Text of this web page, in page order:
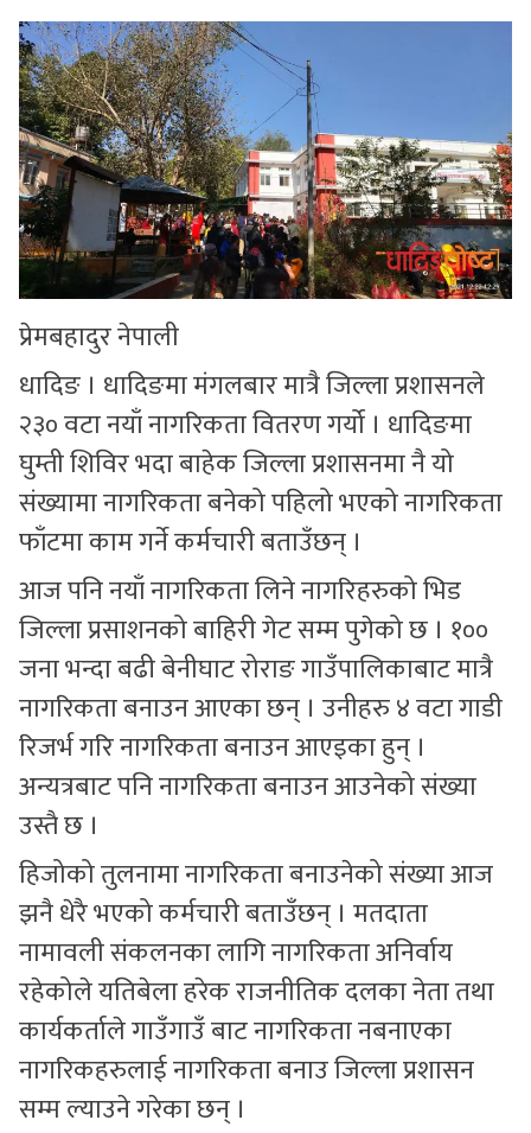
सुचनाहरु
स्वास्थ्य
भिडियो
प्रेमबहादुर नेपाली
धादिङ । धादिङमा मंगलबार मात्रै जिल्ला प्रशासनले
२३० वटा नयाँ नागरिकता वितरण गर्यो । धादिङमा
घुम्ती शिविर भदा बाहेक जिल्ला प्रशासनमा नै यो
संख्यामा नागरिकता बनेको पहिलो भएको नागरिकता
फाँटमा काम गर्ने कर्मचारी बताउँछन् ।
आज पनि नयाँ नागरिकता लिने नागरिहरुको भिड
जिल्ला प्रसाशनको बाहिरी गेट सम्म पुगेको छ । १००
जना भन्दा बढी बेनीघाट रोराङ गाउँपालिकाबाट मात्रै
नागरिकता बनाउन आएका छन् । उनीहरु ४ वटा गाडी
रिजर्भ गरि नागरिकता बनाउन आएइका हुन् ।
अन्यत्रबाट पनि नागरिकता बनाउन आउनेको संख्या
उस्तै छ ।
हिजोको तुलनामा नागरिकता बनाउनेको संख्या आज
झनै धेरै भएको कर्मचारी बताउँछन् । मतदाता
नामावली संकलनका लागि नागरिकता अनिर्वाय
रहेकोले यतिबेला हरेक राजनीतिक दलका नेता तथा
कार्यकर्ताले गाउँगाउँ बाट नागरिकता नबनाएका
नागरिकहरुलाई नागरिकता बनाउ जिल्ला प्रशासन
सम्म ल्याउने गरेका छन् ।